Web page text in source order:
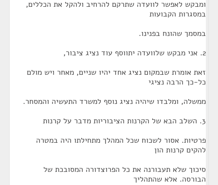
ומבקש לאפשר לוועדה שתרקם להרחיב ולהקל את הכללים,
במסגרות הקבועות
במסמך שהונח בפנינו.
2. אני מבקש שלוועדה יתווסף עוד נציג ציבור,
זאת אומרת שבמקום נציג אחד יהיו שניים, מאחר ויש מולם
כל-כך הרבה נציגי
ממשלה, ומלבדו שיהיה נציג נוסף למשרד התעשיה והמסחר.
3. השלב הבא של הקרנות הציבוריות מדבר על קרנות
פרטיות. אסור לשכוח שכל המהלך מתחילתו היה במטרה
להקים קרנות הון
סיכוך שלא תעבורנה את כל הפרוצדורה המסובכת של
הבורסה. אלא שהתהליך